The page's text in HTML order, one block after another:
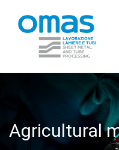
Agricultural